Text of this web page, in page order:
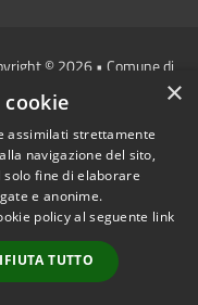
© 2026 • Comune di
- Città Metropolitana di
Milano • Powered by
•Accesso
redazione
×
assimilati strettamente
navigazione del sito,
solo fine di elaborare
e anonime.
policy al seguente link
TUTTO